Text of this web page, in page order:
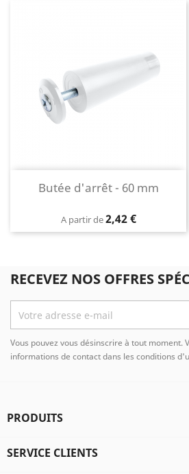
Butée d'arrêt - 60 mm
A partir dePrix
2,42 €
RECEVEZ NOS OFFRES
Vous pouvez vous désinscrire à tout moment.
informations de contact dans les conditions
PRODUITS
SERVICE CLIENTS